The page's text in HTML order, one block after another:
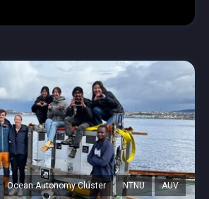
Ocean Autonomy Cluster NTNU AUV